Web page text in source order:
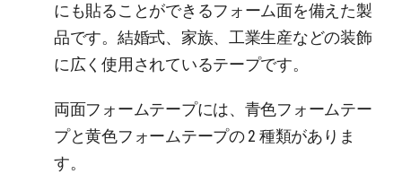
にも貼ることができるフォーム面を備えた製
品です。結婚式、家族、工業生産などの装飾
に広く使用されているテープです。
両面フォームテープには、青色フォームテー
プと黄色フォームテープの 2 種類がありま
す。